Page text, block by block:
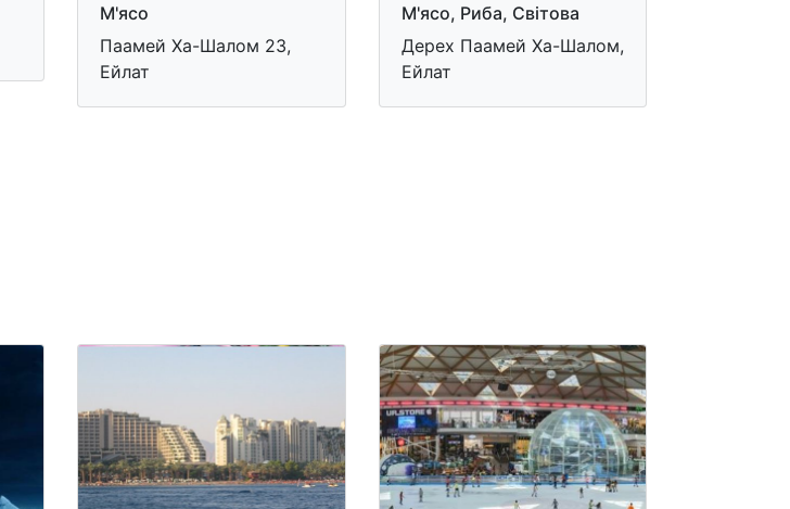
М'ясо
Паамей Ха-Шалом 23,
Ейлат
М'ясо, Риба, Світова
Дерех Паамей Ха-Шалом,
Ейлат